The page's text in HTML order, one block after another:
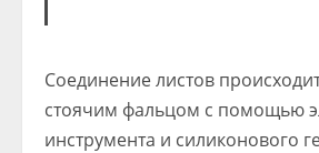
Соединение листов
стоячим фальцом с помощью
инструмента и силиконового